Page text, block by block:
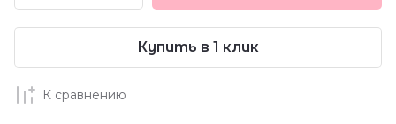
Купить в 1 клик
К сравнению